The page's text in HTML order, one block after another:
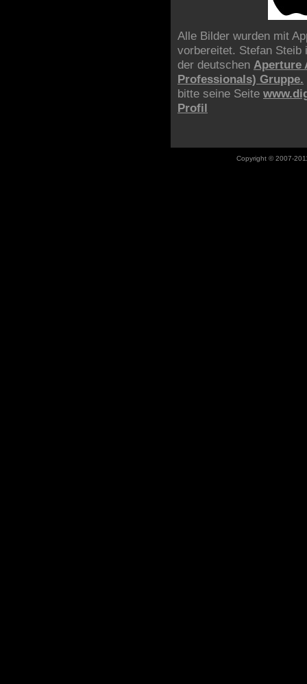
Alle Bilder wurden mit
vorbereitet. Stefan Steib
der deutschen Aperture
Professionals) Gruppe.
bitte seine Seite
Profil
Copyright © 2007-